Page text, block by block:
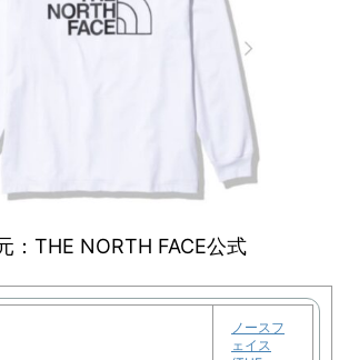
：THE NORTH FACE公式
ノースフ
ェイス